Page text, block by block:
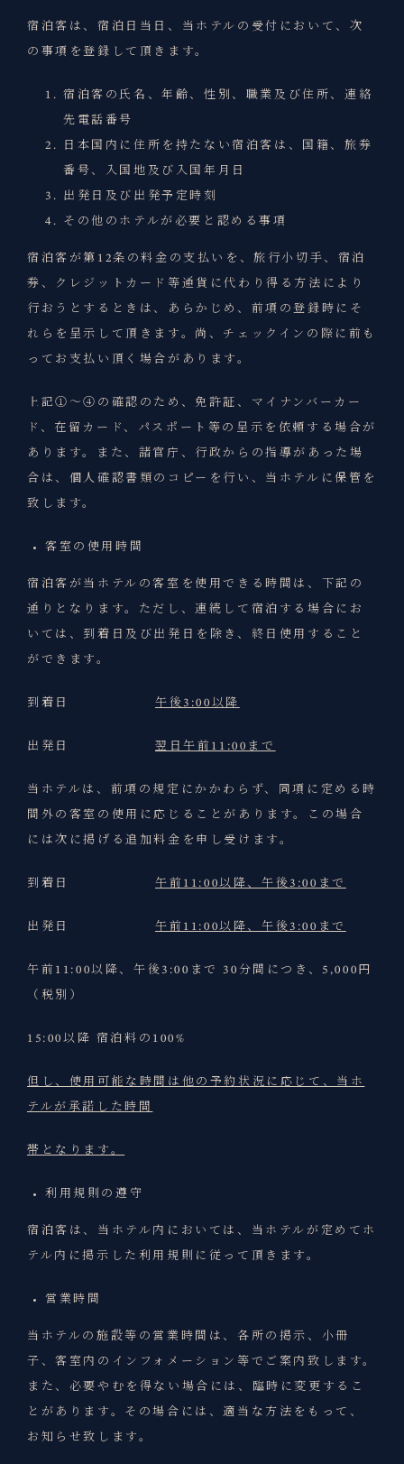
宿泊客は、宿泊日当日、当ホテルの受付において、次
の事項を登録して頂きます。
宿泊客の氏名、年齢、性別、職業及び住所、連絡
先電話番号
日本国内に住所を持たない宿泊客は、国籍、旅券
番号、入国地及び入国年月日
出発日及び出発予定時刻
その他のホテルが必要と認める事項
宿泊客が第12条の料金の支払いを、旅行小切手、宿泊
券、クレジットカード等通貨に代わり得る方法により
行おうとするときは、あらかじめ、前項の登録時にそ
れらを呈示して頂きます。尚、チェックインの際に前も
ってお支払い頂く場合があります。
上記①～④の確認のため、免許証、マイナンバーカー
ド、在留カード、パスポート等の呈示を依頼する場合が
あります。また、諸官庁、行政からの指導があった場
合は、個人確認書類のコピーを行い、当ホテルに保管を
致します。
客室の使用時間
宿泊客が当ホテルの客室を使用できる時間は、下記の
通りとなります。ただし、連続して宿泊する場合にお
いては、到着日及び出発日を除き、終日使用すること
ができます。
到着日 午後3:00以降
出発日 翌日午前11:00まで
当ホテルは、前項の規定にかかわらず、同項に定める時
間外の客室の使用に応じることがあります。この場合
には次に掲げる追加料金を申し受けます。
到着日 午前11:00以降、午後3:00まで
出発日 午前11:00以降、午後3:00まで
午前11:00以降、午後3:00まで 30分間につき、5,000円
（税別）
15:00以降 宿泊料の100%
但し、使用可能な時間は他の予約状況に応じて、当ホ
テルが承諾した時間
帯となります。
利用規則の遵守
宿泊客は、当ホテル内においては、当ホテルが定めてホ
テル内に掲示した利用規則に従って頂きます。
営業時間
当ホテルの施設等の営業時間は、各所の掲示、小冊
子、客室内のインフォメーション等でご案内致します。
また、必要やむを得ない場合には、臨時に変更するこ
とがあります。その場合には、適当な方法をもって、
お知らせ致します。